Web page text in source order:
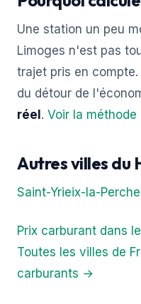
Une station un peu
Limoges n'est pas
trajet pris en
du détour de
réel . Voir la
Autres villes du
Saint-Yrieix-la-Perche
Prix carburant dans
Toutes les villes de
carburants →